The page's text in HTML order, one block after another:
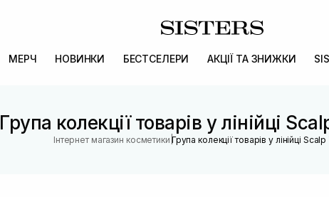
МЕРЧ НОВИНКИ БЕСТСЕЛЕРИ АКЦІЇ ТА ЗНИЖКИ
Група колекції товарів у лінійці
Інтернет магазин косметики |Група колекції товарів у лінійці